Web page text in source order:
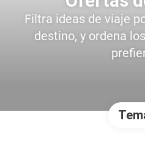
Filtra ideas de viaje
destino, y ordena